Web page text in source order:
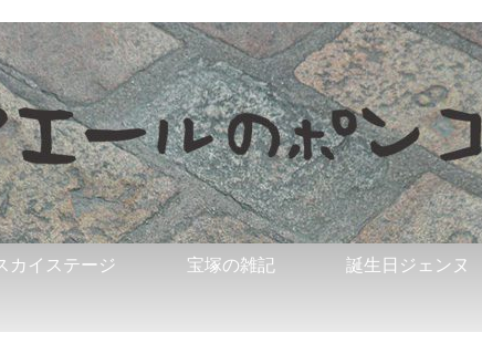
カイステージ 宝塚の雑記 誕生日ジェンヌ